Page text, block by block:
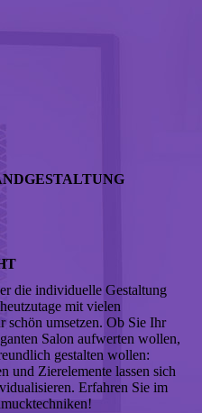
die individuelle Gestaltung
mit vielen
schön umsetzen. Ob Sie Ihr
Salon aufwerten wollen,
gestalten wollen:
und Zierelemente lassen sich
Erfahren Sie im